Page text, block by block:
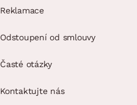
Reklamace
Odstoupení od smlouvy
Časté otázky
Kontaktujte nás